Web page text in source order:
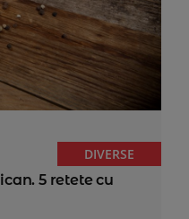
DIVERSE
5 retete cu